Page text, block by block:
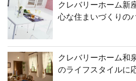
クレバリーホーム新
心な住まいづくりの
クレバリーホーム和
のライフスタイルに